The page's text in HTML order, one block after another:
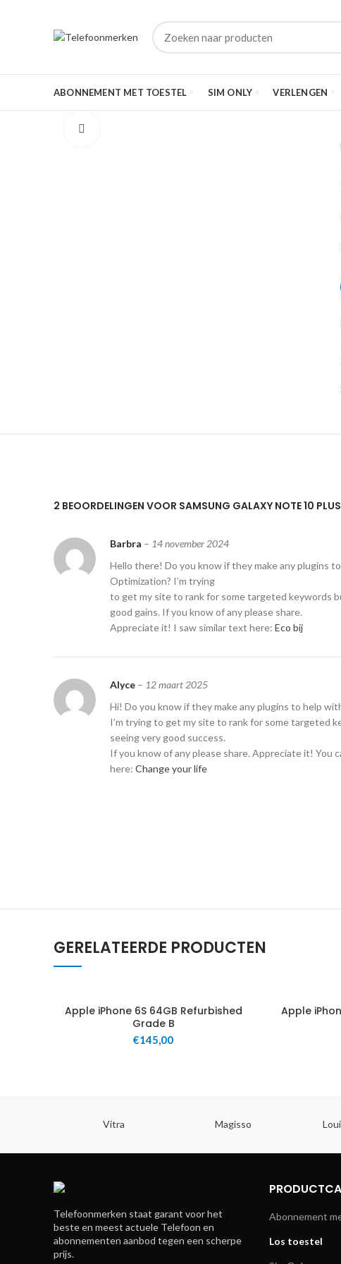
ABONNEMENT MET TOESTEL SIM ONLY VERLENGEN
2 BEOORDELINGEN VOOR SAMSUNG GALAXY NOTE 10
Barbra – 14 november 2024
Hello there! Do you know if they make any plugins
Optimization? I’m trying
to get my site to rank for some targeted keywords
good gains. If you know of any please share.
Appreciate it! I saw similar text here: Eco bij
Alyce – 12 maart 2025
Hi! Do you know if they make any plugins to help
I’m trying to get my site to rank for some targeted
seeing very good success.
If you know of any please share. Appreciate it! You
here: Change your life
GERELATEERDE PRODUCTEN
Apple iPhone 6S 64GB Refurbished
Grade B
€145,00
Apple
Vitra Magisso
Telefoonmerken staat garant voor het
beste en meest actuele Telefoon en
abonnementen aanbod tegen een scherpe
prijs.
Abonnement
Los toestel